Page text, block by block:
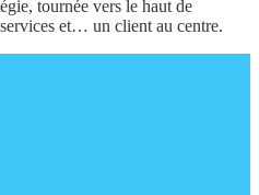
tournée vers le haut de
et… un client au centre.